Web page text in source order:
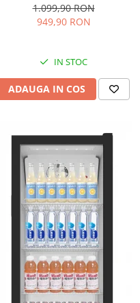
Termostat Ajustabil, Usi
reversibile, H 143 cm, Argintiu
1.099,90 RON
949,90 RON
IN STOC
ADAUGA IN COS